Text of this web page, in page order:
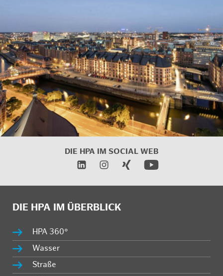
DIE HPA IM SOCIAL WEB
DIE HPA IM ÜBERBLICK
HPA 360°
Wasser
Straße